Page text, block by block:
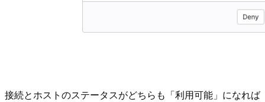
接続とホストのステータスがどちらも「利用可能」になれば